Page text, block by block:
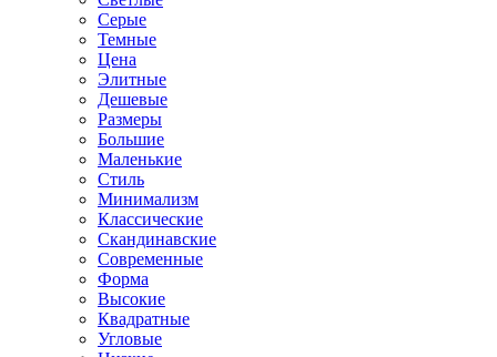
Серые
Темные
Цена
Элитные
Дешевые
Размеры
Большие
Маленькие
Стиль
Минимализм
Классические
Скандинавские
Современные
Форма
Высокие
Квадратные
Угловые